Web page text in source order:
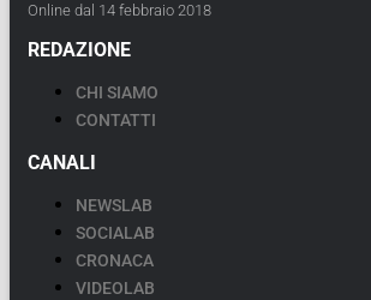
Online dal 14 febbraio 2018
REDAZIONE
CHI SIAMO
CONTATTI
CANALI
NEWSLAB
SOCIALAB
CRONACA
VIDEOLAB